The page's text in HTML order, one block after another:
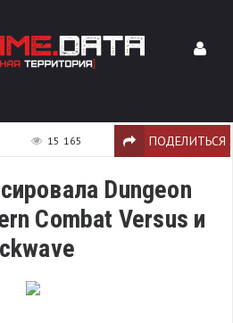
15 165 ПОДЕЛИТЬСЯ
Dungeon
Combat Versus и